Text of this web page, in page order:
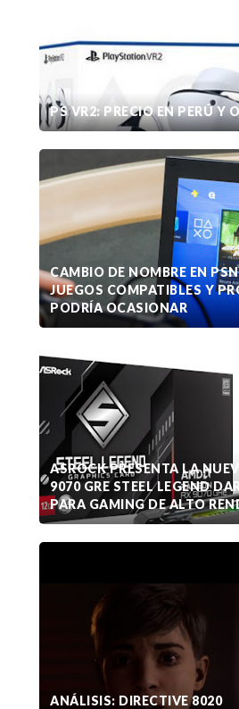
PS VR2: PRECIO EN PERÚ Y
CAMBIO DE NOMBRE EN
JUEGOS COMPATIBLES Y
PODRÍA OCASIONAR
ASROCK PRESENTA LA
9070 GRE STEEL LEGEND
PARA GAMING DE ALTO
ANÁLISIS: DIRECTIVE 8020